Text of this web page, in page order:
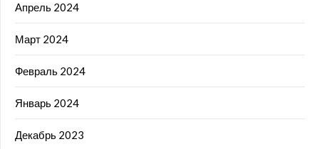
Апрель 2024
Март 2024
Февраль 2024
Январь 2024
Декабрь 2023